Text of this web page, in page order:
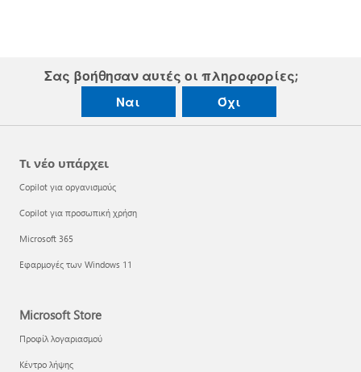
Σας βοήθησαν αυτές οι πληροφορίες;
Ναι Όχι
Τι νέο υπάρχει
Copilot για οργανισμούς
Copilot για προσωπική χρήση
Microsoft 365
Εφαρμογές των Windows 11
Microsoft Store
Προφίλ λογαριασμού
Κέντρο λήψης